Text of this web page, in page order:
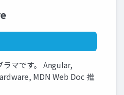
マです。 Angular,
MDN Web Doc 推